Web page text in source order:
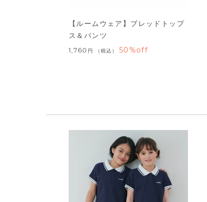
【ルームウェア】ブレッドトップ
ス＆パンツ
1,760 税込 50%off